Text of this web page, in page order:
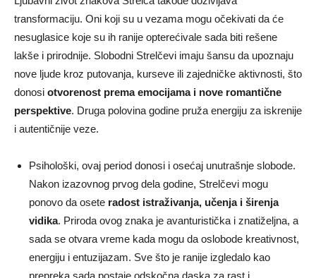
transformaciju. Oni koji su u vezama mogu očekivati da će
nesuglasice koje su ih ranije opterećivale sada biti rešene
lakše i prirodnije. Slobodni Strelčevi imaju šansu da upoznaju
nove ljude kroz putovanja, kurseve ili zajedničke aktivnosti, što
donosi otvorenost prema emocijama i nove romantične
perspektive. Druga polovina godine pruža energiju za iskrenije
i autentičnije veze.
Psihološki, ovaj period donosi i osećaj unutrašnje slobode.
Nakon izazovnog prvog dela godine, Strelčevi mogu
ponovo da osete radost istraživanja, učenja i širenja
vidika. Priroda ovog znaka je avanturistička i znatiželjna, a
sada se otvara vreme kada mogu da oslobode kreativnost,
energiju i entuzijazam. Sve što je ranije izgledalo kao
prepreka sada postaje odskočna daska za rast i